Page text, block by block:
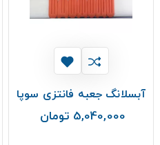
آبسلانگ جعبه فانتزی سوپا
5,040,000 تومان